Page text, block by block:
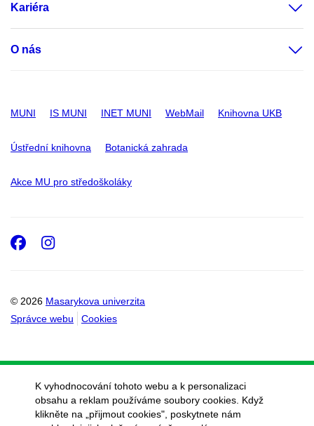
Kariéra
O nás
MUNI IS MUNI INET MUNI WebMail Knihovna UKB
Ústřední knihovna Botanická zahrada
Akce MU pro středoškoláky
© 2026 Masarykova univerzita
Správce webu
Cookies
Facebook
Instagram
K vyhodnocování tohoto webu a k personalizaci
obsahu a reklam používáme soubory cookies. Když
klikněte na „přijmout cookies", poskytnete nám